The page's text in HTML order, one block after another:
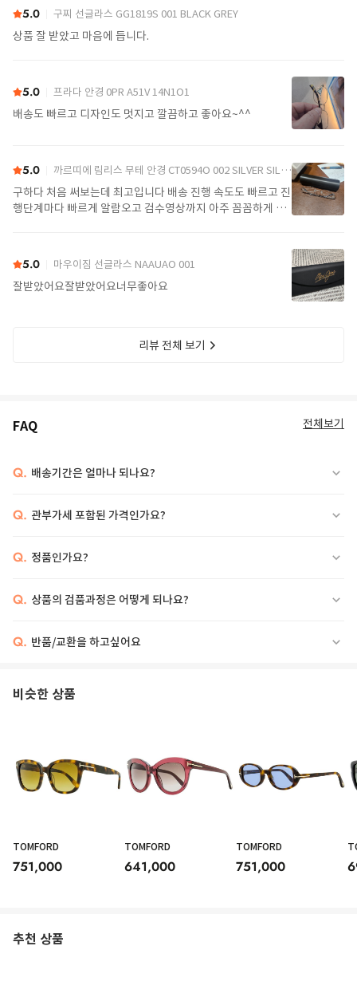
5.0 구찌 선글라스 GG1819S 001 BLACK GREY
상품 잘 받았고 마음에 듭니다.
5.0 프라다 안경 0PR A51V 14N1O1
배송도 빠르고 디자인도 멋지고 깔끔하고 좋아요~^^
5.0 까르띠에 림리스 무테 안경 CT0594O 002 SILVER SILVER TRANSPARENT
구하다 처음 써보는데 최고입니다 배송 진행 속도도 빠르고 진
행단계마다 빠르게 알람오고 검수영상까지 아주 꼼꼼하게 찍
5.0 마우이짐 선글라스 NAAUAO 001
잘받았어요잘받았어요너무좋아요
리뷰 전체 보기
FAQ 전체보기
Q. 배송기간은 얼마나 되나요?
Q. 관부가세 포함된 가격인가요?
Q. 정품인가요?
Q. 상품의 검품과정은 어떻게 되나요?
Q. 반품/교환을 하고싶어요
비슷한 상품
TOMFORD
751,000
TOMFORD
641,000
TOMFORD
751,000
추천 상품